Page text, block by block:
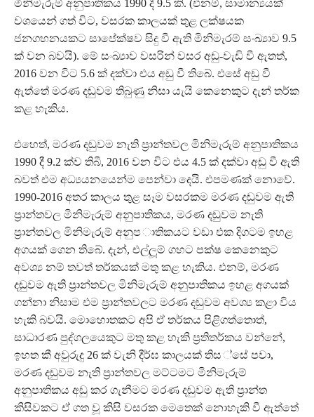
මිනිමැරුම් අනුපාතිකය 1990 දී 9.5 කි. (එනම්, සාමාන්‍යයක්
වශයෙන් ගත් විට, වසරක කාලයක් තුළ ලක්ෂයක
ජනගහනයකට සාපේක්ෂව සිදු වී ඇති මිනිමැරම් සංඛ්‍යාව 9.5
ක් වන බවයි). මේ සංඛ්‍යාව වසරින් වසර අඩු-වැඩි වී ඇතත්,
2016 වන විට 5.6 ක් දක්වා එය අඩු වී තිබේ. එසේ අඩු වී
ඇත්තේ මරණ දඬුවම තිබුණු නිසා යැයි කෙනෙකුට දැන් තර්ක
කළ හැකිය.
එහෙත්, මරණ දඬුවම නැති ප‍්‍රාන්තවල මිනිමැරුම් අනුපාතිකය
1990 දී 9.2 ක්ව තිබී, 2016 වන විට එය 4.5 ක් දක්වා අඩු වී ඇති
බවත් එම අධ්‍යයනයෙන්ම පෙන්වා දෙයි. එපමණක් නොවේ.
1990-2016 අතර කාලය තුළ සෑම වසරකම මරණ දඬුවම ඇති
ප‍්‍රාන්තවල මිනිමැරුම් අනුපාතිකය, මරණ දඬුවම නැති
ප‍්‍රාන්තවල මිනිමැරුම් අනුප ාතිකයට වඩා එක දිගටම ඉහළ
අගයක් ගෙන තිබේ. දැන්, එල්ලූම් ගහට පක්ෂ කෙනෙකුට
අවශ්‍ය නම් තවත් තර්කයක් මතු කළ හැකිය. එනම්, මරණ
දඬුවම ඇති ප‍්‍රාන්තවල මිනිමැරුම් අනුපාතිකය ඉහළ අගයක්
ගන්නා නිසාම එම ප‍්‍රාන්තවලට මරණ දඬුවම අවශ්‍ය කළා විය
හැකි බවයි. මොහොතකට අපි ඒ තර්කය පිළිගත්තොත්,
සාධාරණ පුද්ගලයෙකුට මතු කළ හැකි ප‍්‍රතිතර්කය වන්නේ,
ඉහත කී අවුරුදු 26 ක් වැනි දීර්ඝ කාලයක් තිස ්සේ පවා,
මරණ දඬුවම නැති ප‍්‍රාන්තවල මට්ටමට මිනිමැරුම්
අනුපාතිකය අඩු කර ගැනීමට මරණ දඬුවම ඇති ප‍්‍රාන්ත
කිසිවකට ඒ ගත වූ කිසි වසරක මෙතෙක් නොහැකි වී ඇත්තේ